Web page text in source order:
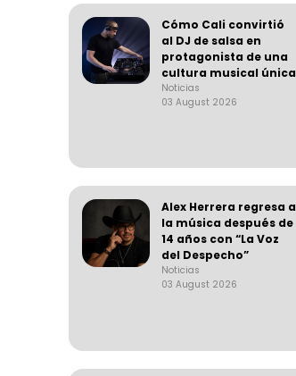
Cómo Cali convirtió
al DJ de salsa en
protagonista de una
cultura musical única
Noticias
03 August 2026
Alex Herrera regresa a
la música después de
14 años con “La Voz
del Despecho”
Noticias
03 August 2026